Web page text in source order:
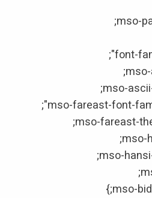
mso-
font-
mso-
mso-fareast-font-
mso-fareast-
mso-
mso-
mso-